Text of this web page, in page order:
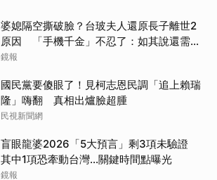
婆媳隔空撕破臉？台玻夫人還原長子離世2
原因 「手機千金」不忍了：如其說還需要
離開嗎？
鏡報
國民黨要傻眼了！見柯志恩民調「追上賴瑞
隆」嗨翻 真相出爐臉超腫
民視新聞網
盲眼龍婆2026「5大預言」剩3項未驗證
其中1項恐牽動台灣...關鍵時間點曝光
鏡報
取消